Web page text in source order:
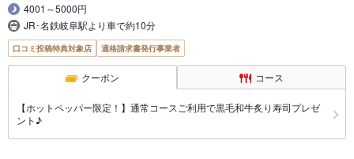
4001～5000円
JR･名鉄岐阜駅より車で約10分
口コミ投稿特典対象店 適格請求書発行事業者
クーポン コース
【ホットペッパー限定！】通常コースご利用で黒毛和牛炙り寿司プレゼ
ント♪